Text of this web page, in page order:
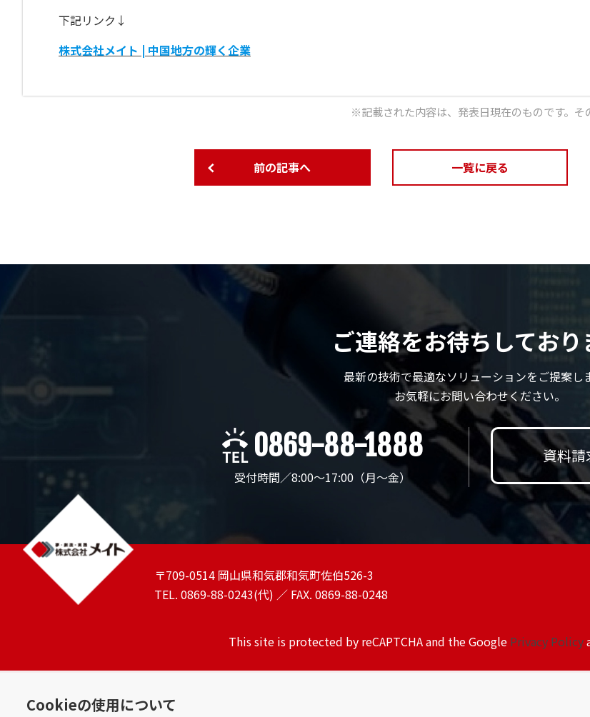
下記リンク↓
株式会社メイト | 中国地方の輝く企業
※記載された内容は、発表日現在のものです。そ
前の記事へ 一覧に戻る
ご連絡をお待ちしており
最新の技術で最適なソリューションをご提案し
お気軽にお問い合わせください。
0869-88-1888
受付時間／8:00～17:00（月〜金）
資料請
〒709-0514 岡山県和気郡和気町佐伯526-3
TEL. 0869-88-0243(代) ／ FAX. 0869-88-0248
This site is protected by reCAPTCHA and the Google Privacy Policy
Cookieの使用について